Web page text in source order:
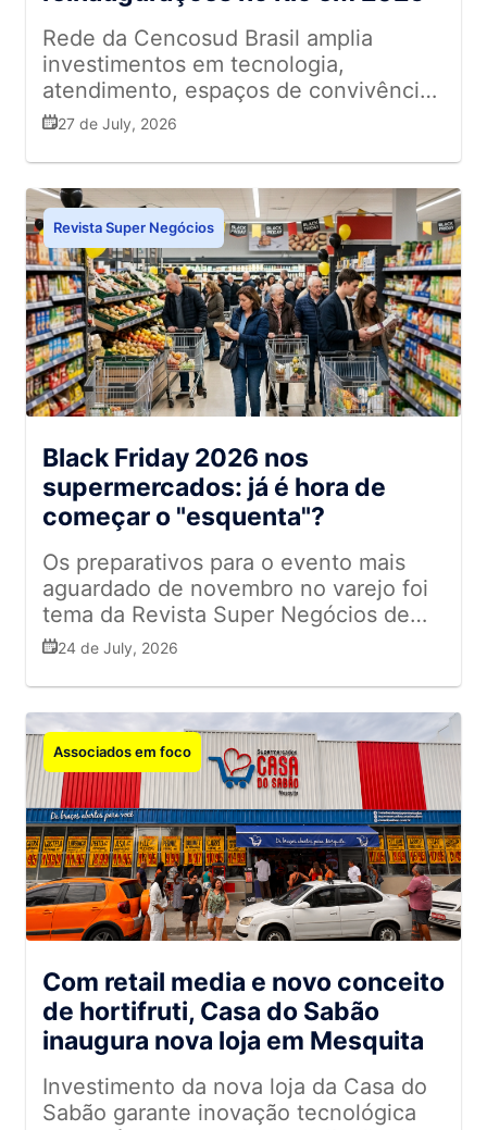
Rede da Cencosud Brasil amplia
investimentos em tecnologia,
atendimento, espaços de convivência
e setores estratégicos para
27 de July, 2026
Revista Super Negócios
Black Friday 2026 nos
supermercados: já é hora de
começar o "esquenta"?
Os preparativos para o evento mais
aguardado de novembro no varejo foi
tema da Revista Super Negócios de
julho; confira como antecipar
24 de July, 2026
Associados em foco
Com retail media e novo conceito
de hortifruti, Casa do Sabão
inaugura nova loja em Mesquita
Investimento da nova loja da Casa do
Sabão garante inovação tecnológica